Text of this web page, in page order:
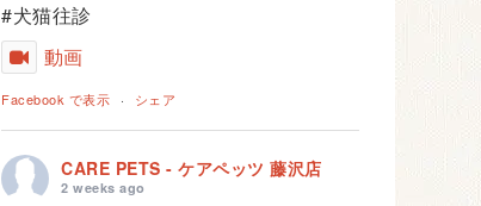
#犬猫往診
動画
Facebook で表示 · シェア
CARE PETS - ケアペッツ 藤沢店
2 weeks ago